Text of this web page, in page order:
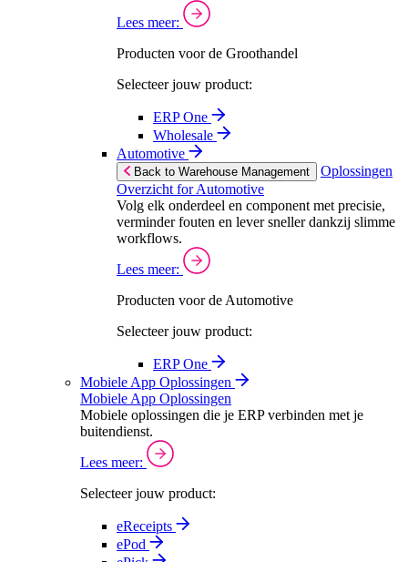
Lees meer:
Producten voor de Groothandel
Selecteer jouw product:
ERP One
Wholesale
Automotive
Back to Warehouse Management
Oplossingen
Overzicht for Automotive
Volg elk onderdeel en component met precisie,
verminder fouten en lever sneller dankzij slimme
workflows.
Lees meer:
Producten voor de Automotive
Selecteer jouw product:
ERP One
Mobiele App Oplossingen
Mobiele App Oplossingen
Mobiele oplossingen die je ERP verbinden met je
buitendienst.
Lees meer:
Selecteer jouw product:
eReceipts
ePod